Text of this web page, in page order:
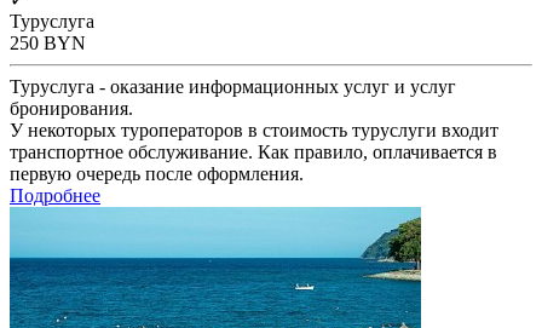
Туруслуга
250 BYN
Туруслуга - оказание информационных услуг и услуг
бронирования.
У некоторых туроператоров в стоимость туруслуги входит
транспортное обслуживание. Как правило, оплачивается в
первую очередь после оформления.
Подробнее